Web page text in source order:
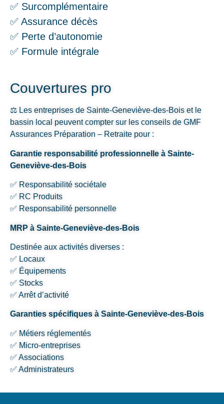
✅ Surcomplémentaire
✅ Assurance décès
✅ Perte d’autonomie
✅ Formule intégrale
Couvertures pro
⚖️ Les entreprises de Sainte-Geneviève-des-Bois et le
bassin local peuvent compter sur les conseils de GMF
Assurances Préparation – Retraite pour :
Garantie responsabilité professionnelle à Sainte-
Geneviève-des-Bois
✅ Responsabilité sociétale
✅ RC Produits
✅ Responsabilité personnelle
MRP à Sainte-Geneviève-des-Bois
Destinée aux activités diverses :
✅ Locaux
✅ Équipements
✅ Stocks
✅ Arrêt d’activité
Garanties spécifiques à Sainte-Geneviève-des-Bois
✅ Métiers réglementés
✅ Micro-entreprises
✅ Associations
✅ Administrateurs